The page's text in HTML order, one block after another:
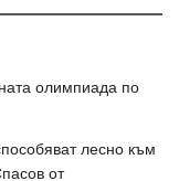
олимпиада по
лесно към
от